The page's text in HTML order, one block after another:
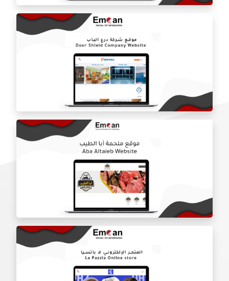
موقع ورق عنب ليلي
موقع شركه درع الباب